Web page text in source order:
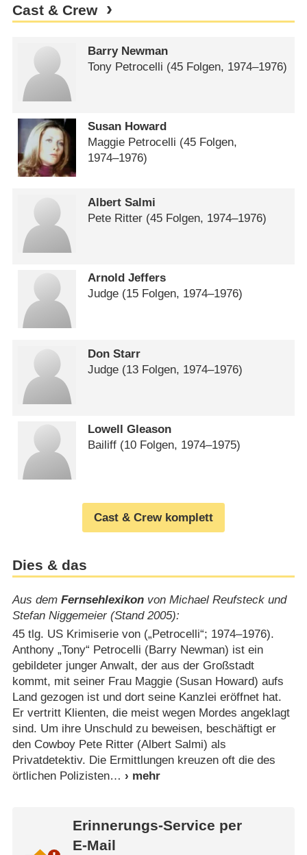
Cast & Crew
Barry Newman
Tony Petrocelli (45 Folgen, 1974⁠–⁠1976)
Susan Howard
Maggie Petrocelli (45 Folgen,
1974⁠–⁠1976)
Albert Salmi
Pete Ritter (45 Folgen, 1974⁠–⁠1976)
Arnold Jeffers
Judge (15 Folgen, 1974⁠–⁠1976)
Don Starr
Judge (13 Folgen, 1974⁠–⁠1976)
Lowell Gleason
Bailiff (10 Folgen, 1974⁠–⁠1975)
Cast & Crew komplett
Dies & das
Aus dem Fernsehlexikonvon Michael Reufsteck und
Stefan Niggemeier (Stand 2005):
45 tlg. US Krimiserie von („Petrocelli“; 1974⁠–⁠1976).
Anthony „Tony“ Petrocelli (Barry Newman) ist ein
gebildeter junger Anwalt, der aus der Großstadt
kommt, mit seiner Frau Maggie (Susan Howard) aufs
Land gezogen ist und dort seine Kanzlei eröffnet hat.
Er vertritt Klienten, die meist wegen Mordes angeklagt
sind. Um ihre Unschuld zu beweisen, beschäftigt er
den Cowboy Pete Ritter (Albert Salmi) als
Privatdetektiv. Die Ermittlungen kreuzen oft die des
örtlichen Polizisten
Erinnerungs-Service per
E-Mail